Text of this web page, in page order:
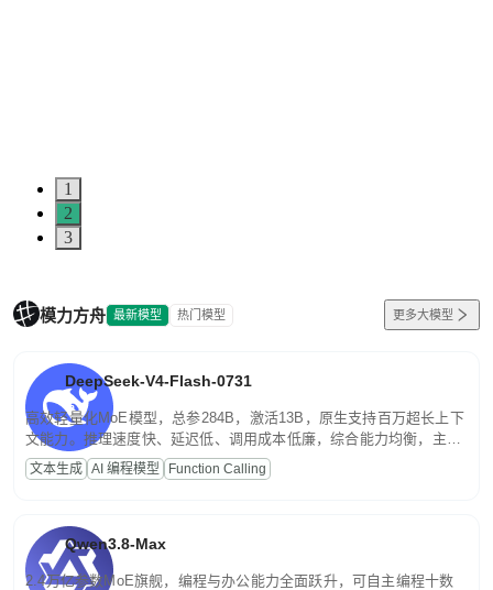
1
2
3
模力方舟 最新模型 热门模型 更多大模型
DeepSeek-V4-Flash-0731
高效轻量化MoE模型，总参284B，激活13B，原生支持百万超长上下
文能力。推理速度快、延迟低、调用成本低廉，综合能力均衡，主打
高并发、轻量化任务，适合日常对话、内容创作、基础 RAG、批量
文案处理等普惠刚需场景。
文本生成 AI 编程模型 Function Calling
Qwen3.8-Max
2.4万亿参数MoE旗舰，编程与办公能力全面跃升，可自主编程十数